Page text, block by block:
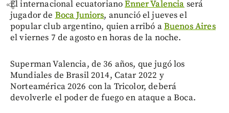
shareEl internacional ecuatorianoEnner Valencia será
jugador de Boca Juniors, anunció el jueves el
popular club argentino, quien arribó aBuenos Aires
el viernes 7 de agosto en horas de la noche.
Superman Valencia, de 36 años, que jugó los
Mundiales de Brasil 2014, Catar 2022 y
Norteamérica 2026 con la Tricolor, deberá
devolverle el poder de fuego en ataque a Boca.